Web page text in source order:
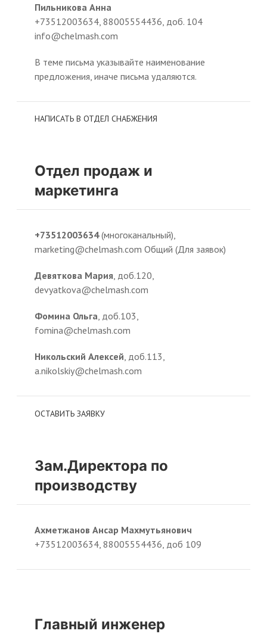
Пильникова Анна
+73512003634, 88005554436, доб. 104
info@chelmash.com
В теме письма указывайте наименование
предложения, иначе письма удаляются.
НАПИСАТЬ В ОТДЕЛ СНАБЖЕНИЯ
Отдел продаж и
маркетинга
+73512003634(многоканальный),
marketing@chelmash.com Общий (Для заявок)
Девяткова Мария, доб.120,
devyatkova@chelmash.com
Фомина Ольга, доб.103,
fomina@chelmash.com
Никольский Алексей, доб.113,
a.nikolskiy@chelmash.com
ОСТАВИТЬ ЗАЯВКУ
Зам.Директора по
производству
Ахметжанов Ансар Махмутьянович
+73512003634, 88005554436, доб 109
Главный инженер